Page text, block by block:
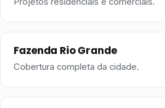
Fazenda Rio Grande
Cobertura completa da cidade.